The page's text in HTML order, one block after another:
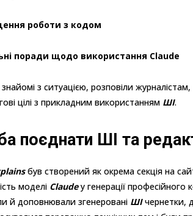
роботи з кодом
поради щодо використання Claude
з ситуацією, розповіли
цілі з прикладним використанням ШІ.
поєднати ШІ та
був створений як окрема секція на
моделі Claudeу генерації професійного
й доповнювали згенеровані ШІчернетки,